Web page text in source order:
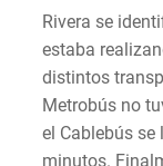
Rivera se
estaba
distintos
Metrobús no
el Cablebús
minutos.